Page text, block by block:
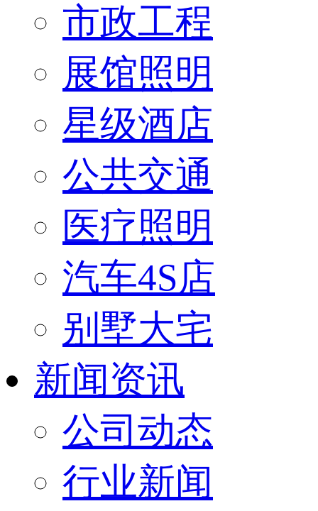
市政工程
展馆照明
星级酒店
公共交通
医疗照明
汽车4S店
别墅大宅
新闻资讯
公司动态
行业新闻